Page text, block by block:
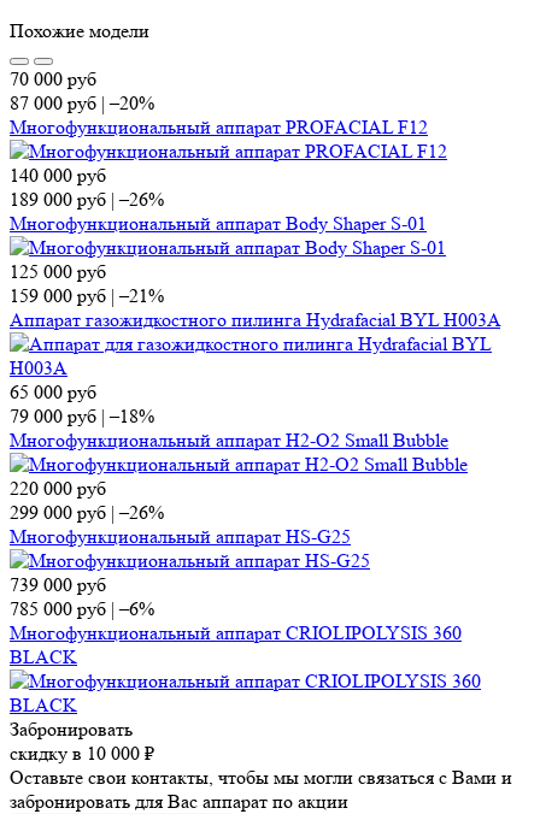
Похожие модели
70 000 руб
87 000 руб |–20%
Многофункциональный аппарат PROFACIAL F12
140 000 руб
189 000 руб |–26%
Многофункциональный аппарат Body Shaper S-01
125 000 руб
159 000 руб |–21%
Аппарат газожидкостного пилинга Hydrafacial BYL H003A
65 000 руб
79 000 руб |–18%
Многофункциональный аппарат H2-O2 Small Bubble
220 000 руб
299 000 руб |–26%
Многофункциональный аппарат HS-G25
739 000 руб
785 000 руб |–6%
Многофункциональный аппарат CRIOLIPOLYSIS 360
BLAСK
Забронировать
скидку в 10 000 ₽
Оставьте свои контакты, чтобы мы могли связаться с Вами и
забронировать для Вас аппарат по акции